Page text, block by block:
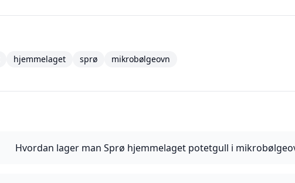
hjemmelaget sprø mikrobølgeovn
Hvordan lager man Sprø hjemmelaget potetgull i